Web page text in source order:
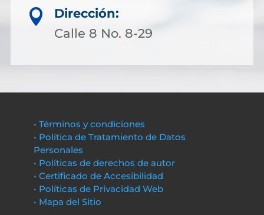

Dirección:
Calle 8 No. 8-29
• Términos y condiciones
• Política de Tratamiento de Datos
Personales
• Políticas de derechos de autor
• Certificado de Accesibilidad
• Políticas de Privacidad Web
• Mapa del Sitio